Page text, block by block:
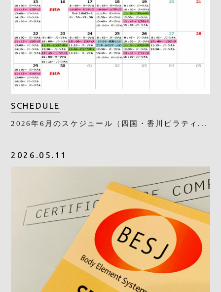
SCHEDULE
2026年6月のスケジュール（四国・香川ピラティ...
2026.05.11